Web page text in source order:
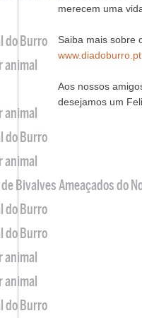
merecem uma
Saiba mais sobre
www.diadoburro.pt
Aos nossos
desejamos um
do Burro
do Burro
Bivalves Ameaçados do
do Burro
do Burro
do Burro